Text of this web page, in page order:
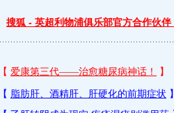
搜狐 - 英超利物浦俱乐部官方合作伙